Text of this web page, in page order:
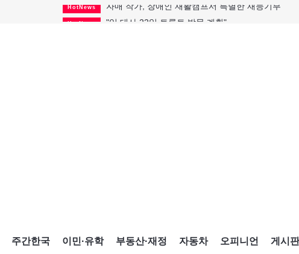
HotNews "임 대사 22일 토론토 방문 계획"
주간한국 이민·유학 부동산·재정 자동차 오피니언 게시판